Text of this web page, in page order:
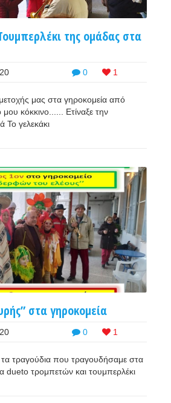
της ομάδας στα
0 1
μας στα γηροκομεία από
κόκκινο...... Ετίναξε την
Το γελεκάκι
στα γηροκομεία
0 1
τραγούδια που τραγουδήσαμε στα
dueto τρομπετών και τουμπερλέκι